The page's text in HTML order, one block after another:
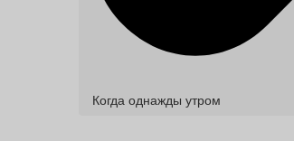
Когда однажды утром